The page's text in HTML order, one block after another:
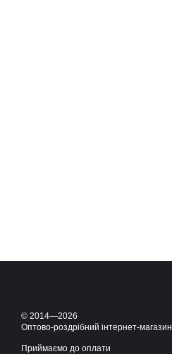
© 2014—2026
Оптово-роздрібний інтернет-магазин
Приймаємо до оплати